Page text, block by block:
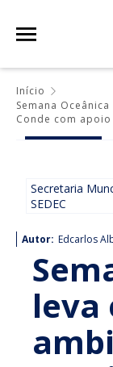
Início
Semana
Conde com
Secretaria
SEDEC
Autor: Edcarlos
leva